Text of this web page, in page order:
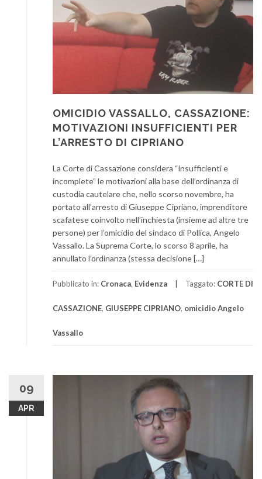
OMICIDIO VASSALLO, CASSAZIONE:
MOTIVAZIONI INSUFFICIENTI PER
L’ARRESTO DI CIPRIANO
La Corte di Cassazione considera “insufficienti e
incomplete” le motivazioni alla base dell’ordinanza di
custodia cautelare che, nello scorso novembre, ha
portato all’arresto di Giuseppe Cipriano, imprenditore
scafatese coinvolto nell’inchiesta (insieme ad altre tre
persone) per l’omicidio del sindaco di Pollica, Angelo
Vassallo. La Suprema Corte, lo scorso 8 aprile, ha
annullato l’ordinanza (stessa decisione […]
Pubblicato in: Cronaca, Evidenza Taggato: CORTE DI
CASSAZIONE, GIUSEPPE CIPRIANO, omicidio Angelo
Vassallo
09
APR